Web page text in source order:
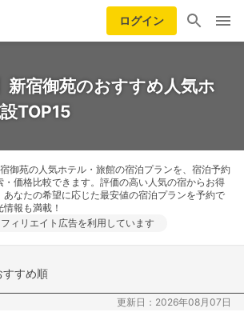
ログイン
新宿御苑のおすすめ人気ホ
TOP15
御苑の人気ホテル・旅館の宿泊プランを、宿泊予約
価格比較できます。評価の高い人気の宿からお得
なたの希望に応じた最安値の宿泊プランを予約で
報も満載！
ィリエイト広告を利用しています
すすめ順
更新日：2026年08月07日